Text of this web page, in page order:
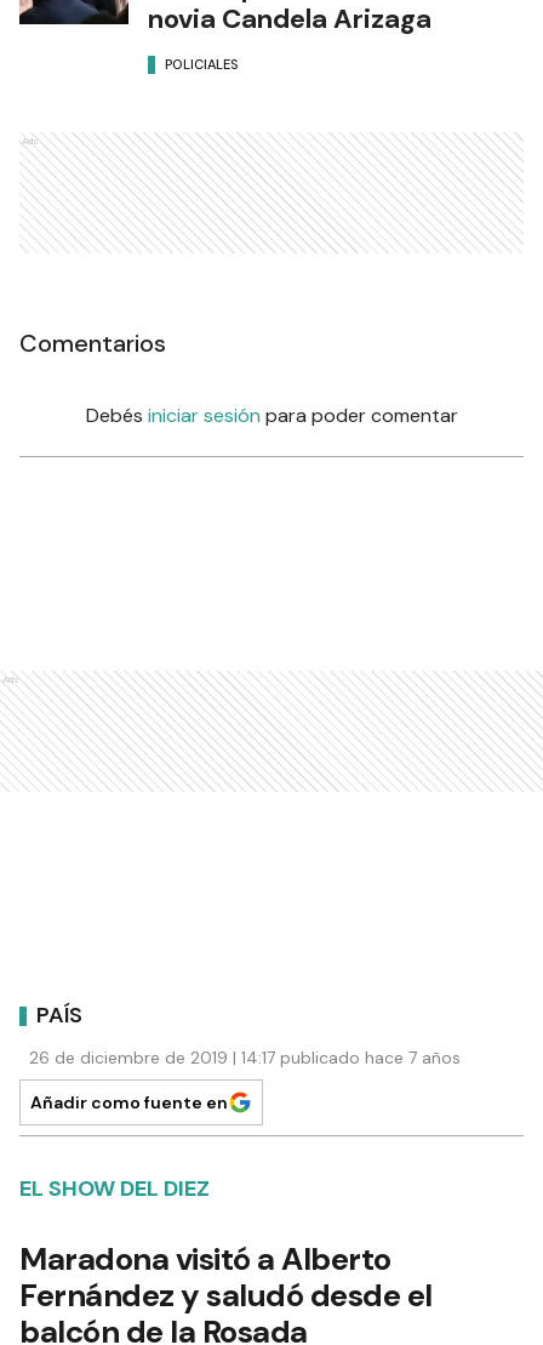
novia Candela Arizaga
POLICIALES
Ads
Comentarios
Debés iniciar sesión para poder comentar
Ads
PAÍS
26 de diciembre de 2019 | 14:17 publicado hace 7 años
Añadir como fuente en
EL SHOW DEL DIEZ
Maradona visitó a Alberto
Fernández y saludó desde el
balcón de la Rosada